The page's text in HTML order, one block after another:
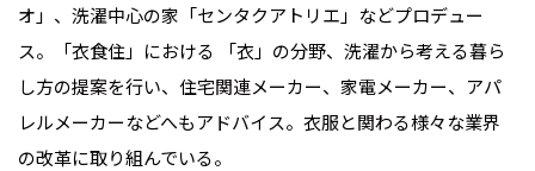
オ」、洗濯中心の家「センタクアトリエ」などプロデュー
ス。「衣食住」における 「衣」の分野、洗濯から考える暮ら
し方の提案を行い、住宅関連メーカー、家電メーカー、アパ
レルメーカーなどへもアドバイス。衣服と関わる様々な業界
の改革に取り組んでいる。